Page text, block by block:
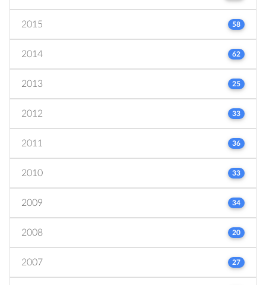
2015 58
2014 62
2013 25
2012 33
2011 36
2010 33
2009 34
2008 20
2007 27